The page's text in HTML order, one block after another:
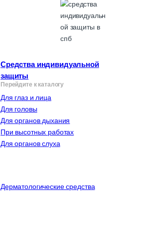
Средства индивидуальной
защиты
Перейдите к каталогу
Для глаз и лица
Для головы
Для органов дыхания
При высотных работах
Для органов слуха
Дерматологические средства